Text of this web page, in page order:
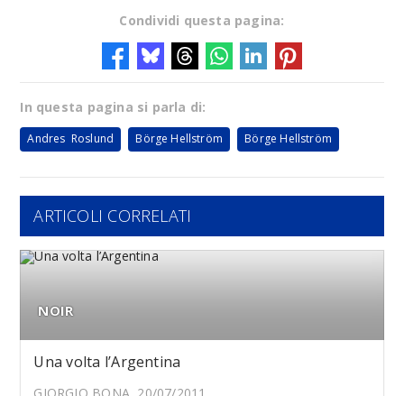
Condividi questa pagina:
In questa pagina si parla di:
Andres Roslund Börge Hellström Börge Hellström
ARTICOLI CORRELATI
NOIR
Una volta l’Argentina
GIORGIO BONA, 20/07/2011